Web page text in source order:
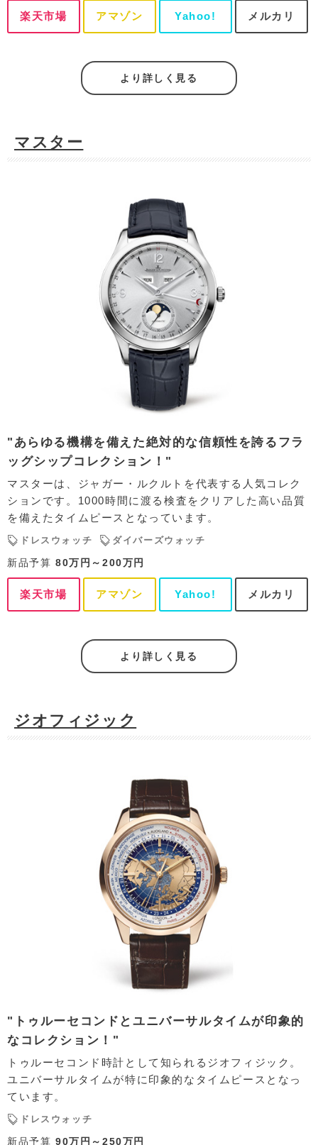
楽天市場 アマゾン Yahoo! メルカリ
より詳しく見る
マスター
"あらゆる機構を備えた絶対的な信頼性を誇るフラ
ッグシップコレクション！"
マスターは、ジャガー・ルクルトを代表する人気コレク
ションです。1000時間に渡る検査をクリアした高い品質
を備えたタイムピースとなっています。
ドレスウォッチ ダイバーズウォッチ
新品予算 80万円～200万円
楽天市場 アマゾン Yahoo! メルカリ
より詳しく見る
ジオフィジック
"トゥルーセコンドとユニバーサルタイムが印象的
なコレクション！"
トゥルーセコンド時計として知られるジオフィジック。
ユニバーサルタイムが特に印象的なタイムピースとなっ
ています。
ドレスウォッチ
新品予算 90万円～250万円